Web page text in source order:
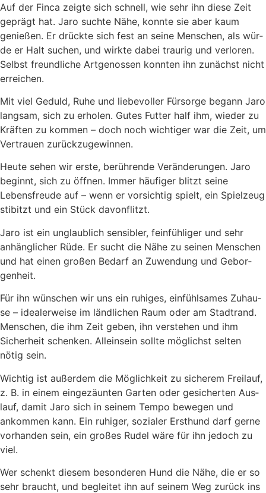
Auf der Fin­ca zeig­te sich schnell, wie sehr ihn die­se Zeit
geprägt hat. Jaro such­te Nähe, konn­te sie aber kaum
genie­ßen. Er drück­te sich fest an sei­ne Men­schen, als wür­
de er Halt suchen, und wirk­te dabei trau­rig und ver­lo­ren.
Selbst freund­li­che Art­ge­nos­sen konn­ten ihn zunächst nicht
errei­chen.
Mit viel Geduld, Ruhe und lie­be­vol­ler Für­sor­ge begann Jaro
lang­sam, sich zu erho­len. Gutes Fut­ter half ihm, wie­der zu
Kräf­ten zu kom­men – doch noch wich­ti­ger war die Zeit, um
Ver­trau­en zurück­zu­ge­win­nen.
Heu­te sehen wir ers­te, berüh­ren­de Ver­än­de­run­gen. Jaro
beginnt, sich zu öff­nen. Immer häu­fi­ger blitzt sei­ne
Lebens­freu­de auf – wenn er vor­sich­tig spielt, ein Spiel­zeug
sti­bitzt und ein Stück davon­flitzt.
Jaro ist ein unglaub­lich sen­si­bler, fein­füh­li­ger und sehr
anhäng­li­cher Rüde. Er sucht die Nähe zu sei­nen Men­schen
und hat einen gro­ßen Bedarf an Zuwen­dung und Gebor­
gen­heit.
Für ihn wün­schen wir uns ein ruhi­ges, ein­fühl­sa­mes Zuhau­
se – idea­ler­wei­se im länd­li­chen Raum oder am Stadt­rand.
Men­schen, die ihm Zeit geben, ihn ver­ste­hen und ihm
Sicher­heit schen­ken. Allein­sein soll­te mög­lichst sel­ten
nötig sein.
Wich­tig ist außer­dem die Mög­lich­keit zu siche­rem Frei­lauf,
z. B. in einem ein­ge­zäun­ten Gar­ten oder gesi­cher­ten Aus­
lauf, damit Jaro sich in sei­nem Tem­po bewe­gen und
ankom­men kann. Ein ruhi­ger, sozia­ler Erst­hund darf ger­ne
vor­han­den sein, ein gro­ßes Rudel wäre für ihn jedoch zu
viel.
Wer schenkt die­sem beson­de­ren Hund die Nähe, die er so
sehr braucht, und beglei­tet ihn auf sei­nem Weg zurück ins